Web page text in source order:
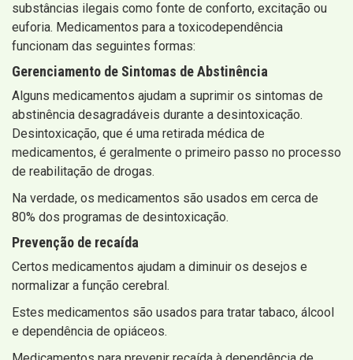
substâncias ilegais como fonte de conforto, excitação ou
euforia. Medicamentos para a toxicodependência
funcionam das seguintes formas:
Gerenciamento de Sintomas de Abstinência
Alguns medicamentos ajudam a suprimir os sintomas de
abstinência desagradáveis ​​durante a desintoxicação.
Desintoxicação, que é uma retirada médica de
medicamentos, é geralmente o primeiro passo no processo
de reabilitação de drogas.
Na verdade, os medicamentos são usados ​​em cerca de
80% dos programas de desintoxicação.
Prevenção de recaída
Certos medicamentos ajudam a diminuir os desejos e
normalizar a função cerebral.
Estes medicamentos são usados ​​para tratar tabaco, álcool
e dependência de opiáceos.